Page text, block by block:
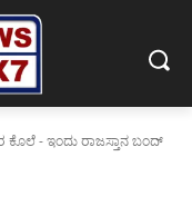
ಕೊಲೆ - ಇಂದು ರಾಜಸ್ತಾನ ಬಂದ್